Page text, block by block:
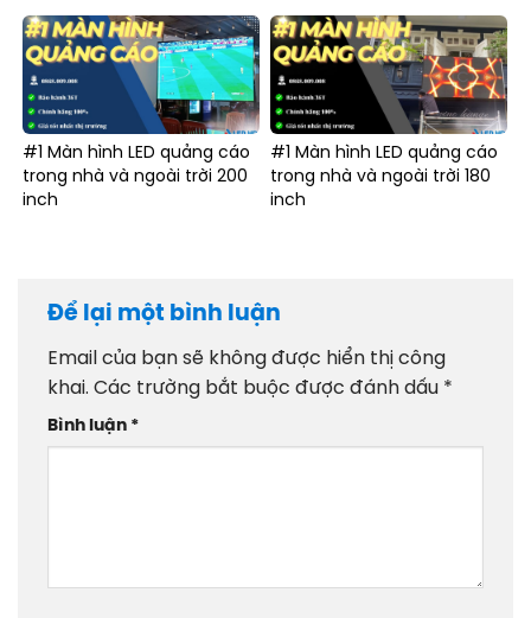
#1 Màn hình LED quảng cáo
trong nhà và ngoài trời 200
inch
#1 Màn hình LED quảng cáo
trong nhà và ngoài trời 180
inch
Để lại một bình luận
Email của bạn sẽ không được hiển thị công
khai. Các trường bắt buộc được đánh dấu *
Bình luận *